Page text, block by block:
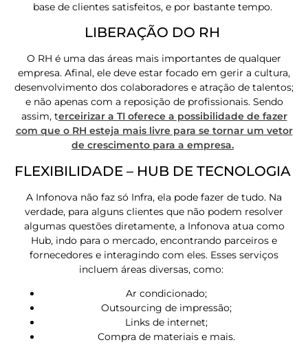
base de clientes satisfeitos, e por bastante tempo.
LIBERAÇÃO DO RH
O RH é uma das áreas mais importantes de qualquer
empresa. Afinal, ele deve estar focado em gerir a cultura,
desenvolvimento dos colaboradores e atração de talentos;
e não apenas com a reposição de profissionais. Sendo
assim, terceirizar a TI oferece a possibilidade de fazer
com que o RH esteja mais livre para se tornar um vetor
de crescimento para a empresa.
FLEXIBILIDADE – HUB DE TECNOLOGIA
A Infonova não faz só Infra, ela pode fazer de tudo. Na
verdade, para alguns clientes que não podem resolver
algumas questões diretamente, a Infonova atua como
Hub, indo para o mercado, encontrando parceiros e
fornecedores e interagindo com eles. Esses serviços
incluem áreas diversas, como:
Ar condicionado;
Outsourcing de impressão;
Links de internet;
Compra de materiais e mais.